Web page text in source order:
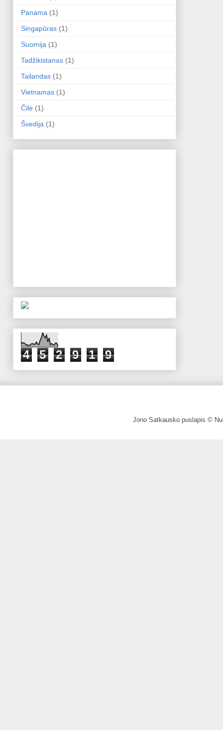
Panama (1)
Singapūras (1)
Suomija (1)
Tadžikistanas (1)
Tailandas (1)
Vietnamas (1)
Čilė (1)
Švedija (1)
4 5 2 9 1 9
Jono Satkausko puslapis ©